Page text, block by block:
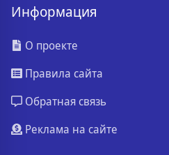
Информация
О проекте
Правила сайта
Обратная связь
Реклама на сайте